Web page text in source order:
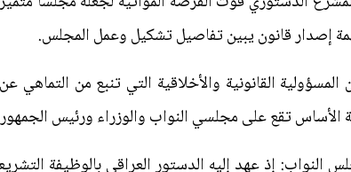
إصدار قانون يبين تفاصيل تشكيل وعمل المجلس.
القانونية والأخلاقية التي تنبع من
الأساس تقع على مجلسي النواب والوزراء ورئيس